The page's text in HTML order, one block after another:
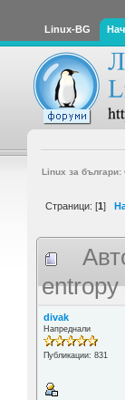
Linux-BG
Linux за
Страници: [1]
divak
Напреднали
Публикации: 831